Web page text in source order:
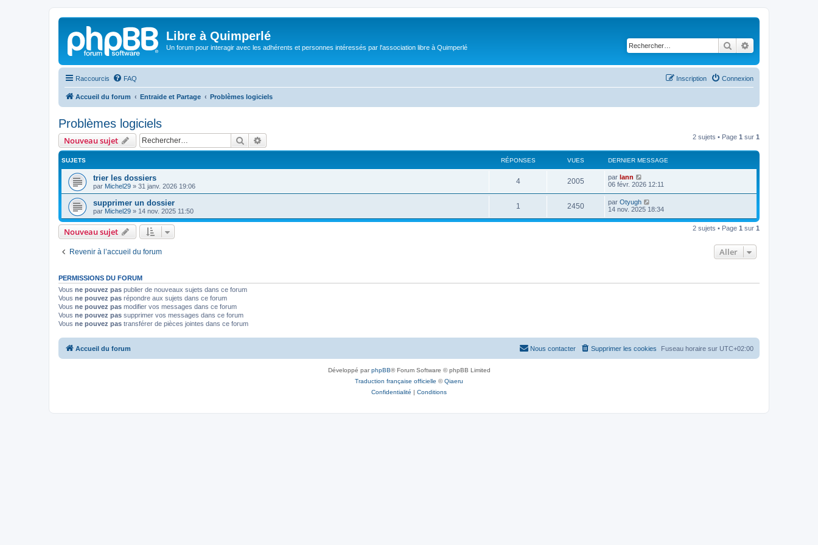
Libre à Quimperlé
Un forum pour interagir avec les adhérents et personnes intéressés par l'association libre à Quimperlé Rechercher
Raccourcis FAQ Connexion
Inscription
Accueil du forum Entraide et Partage Problèmes logiciels
Problèmes logiciels
Nouveau sujet Rechercher 2 sujets • Page 1 sur 1
SUJETS RÉPONSES VUES DERNIER MESSAGE
trier les dossiers
par Michel29 » 31 janv. 2026 19:06
4 2005 par lann
06 févr. 2026 12:11
supprimer un dossier
par Michel29 » 14 nov. 2025 11:50
1 2450 par Otyugh
14 nov. 2025 18:34
Nouveau sujet 2 sujets • Page 1 sur 1
Revenir à l’accueil du forum Aller
PERMISSIONS DU FORUM
Vous ne pouvez pas publier de nouveaux sujets dans ce forum
Vous ne pouvez pas répondre aux sujets dans ce forum
Vous ne pouvez pas modifier vos messages dans ce forum
Vous ne pouvez pas supprimer vos messages dans ce forum
Vous ne pouvez pas transférer de pièces jointes dans ce forum
Accueil du forum Fuseau horaire sur UTC+02:00
Supprimer les cookies
Nous contacter
Développé parphpBB® Forum Software © phpBB Limited
Traduction française officielle ©Qiaeru
Confidentialité | Conditions